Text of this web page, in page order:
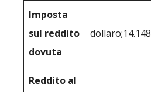
Imposta
sul reddito
dovuta
dollaro;14.148
Reddito al